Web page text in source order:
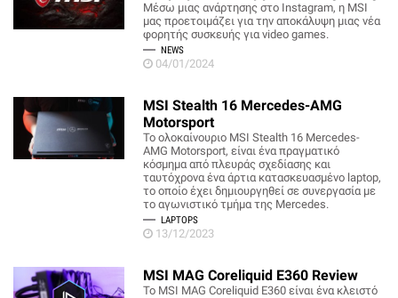
Μέσω μιας ανάρτησης στο Instagram, η MSI
μας προετοιμάζει για την αποκάλυψη μιας νέα
φορητής συσκευής για video games.
NEWS
04/01/2024
MSI Stealth 16 Mercedes-AMG
Motorsport
Το ολοκαίνουριο MSI Stealth 16 Mercedes-
AMG Motorsport, είναι ένα πραγματικό
κόσμημα από πλευράς σχεδίασης και
ταυτόχρονα ένα άρτια κατασκευασμένο laptop,
το οποίο έχει δημιουργηθεί σε συνεργασία με
το αγωνιστικό τμήμα της Mercedes.
LAPTOPS
13/12/2023
MSI MAG Coreliquid E360 Review
Το MSI MAG Coreliquid E360 είναι ένα κλειστό